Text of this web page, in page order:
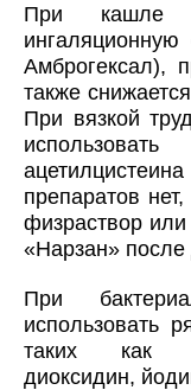
При кашле
Амброгексал),
также
При вязкой
препаратов
физраствор
«Нарзан» после
При
использовать
таких как
диоксидин,